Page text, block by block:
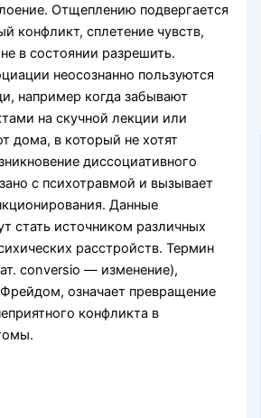
Отщеплению подвергается
конфликт, сплетение чувств,
в состоянии разрешить.
неосознанно пользуются
например когда забывают
на скучной лекции или
дома, в который не хотят
диссоциативного
с психотравмой и вызывает
Данные
стать источником различных
расстройств. Термин
conversio — изменение),
означает превращение
конфликта в